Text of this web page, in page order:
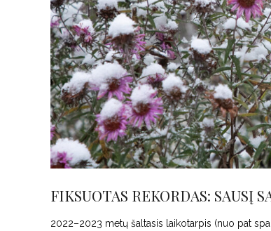
FIKSUOTAS REKORDAS: SAUSĮ
2022–2023 metų šaltasis laikotarpis (nuo pat